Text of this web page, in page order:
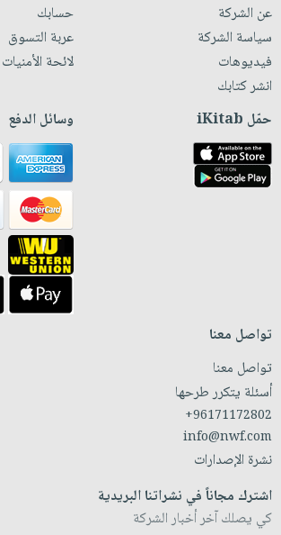
عن الشركة
سياسة الشركة
فيديوهات
انشر كتابك
حسابك
عربة التسوق
لائحة الأمنيات
حمّل iKitab وسائل الدفع
تواصل معنا
تواصل معنا
أسئلة يتكرر طرحها
+96171172802
info@nwf.com
نشرة الإصدارات
اشترك مجاناً في نشراتنا البريدية
كي يصلك آخر أخبار الشركة